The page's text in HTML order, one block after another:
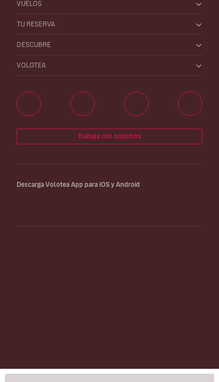
VUELOS
TU RESERVA
DESCUBRE
VOLOTEA
Trabaja con nosotros
Descarga Volotea App para iOS y Android